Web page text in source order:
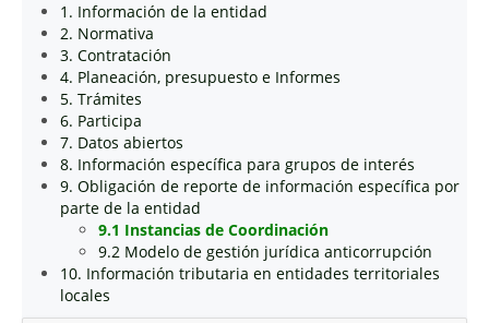
1. Información de la entidad
2. Normativa
3. Contratación
4. Planeación, presupuesto e Informes
5. Trámites
6. Participa
7. Datos abiertos
8. Información específica para grupos de interés
9. Obligación de reporte de información específica por
parte de la entidad
9.1 Instancias de Coordinación
9.2 Modelo de gestión jurídica anticorrupción
10. Información tributaria en entidades territoriales
locales